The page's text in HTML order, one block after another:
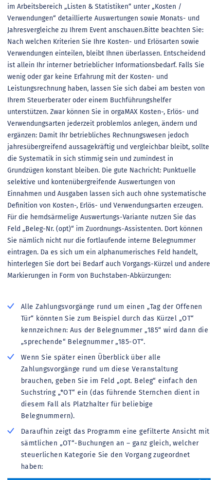
im Arbeitsbereich „Listen & Statistiken“ unter „Kosten /
Verwendungen“ detaillierte Auswertungen sowie Monats- und
Jahresvergleiche zu Ihrem Event anschauen.Bitte beachten Sie:
Nach welchen Kriterien Sie Ihre Kosten- und Erlösarten sowie
Verwendungen einteilen, bleibt Ihnen überlassen. Entscheidend
ist allein Ihr interner betrieblicher Informationsbedarf. Falls Sie
wenig oder gar keine Erfahrung mit der Kosten- und
Leistungsrechnung haben, lassen Sie sich dabei am besten von
Ihrem Steuerberater oder einem Buchführungshelfer
unterstützen. Zwar können Sie in orgaMAX Kosten-, Erlös- und
Verwendungsarten jederzeit problemlos anlegen, ändern und
ergänzen: Damit Ihr betriebliches Rechnungswesen jedoch
jahresübergreifend aussagekräftig und vergleichbar bleibt, sollte
die Systematik in sich stimmig sein und zumindest in
Grundzügen konstant bleiben. Die gute Nachricht: Punktuelle
selektive und kontenübergreifende Auswertungen von
Einnahmen und Ausgaben lassen sich auch ohne systematische
Definition von Kosten-, Erlös- und Verwendungsarten erzeugen.
Für die hemdsärmelige Auswertungs-Variante nutzen Sie das
Feld „Beleg-Nr. (opt)“ im Zuordnungs-Assistenten. Dort können
Sie nämlich nicht nur die fortlaufende interne Belegnummer
eintragen. Da es sich um ein alphanumerisches Feld handelt,
hinterlegen Sie dort bei Bedarf auch Vorgangs-Kürzel und andere
Markierungen in Form von Buchstaben-Abkürzungen:
Alle Zahlungsvorgänge rund um einen „Tag der Offenen
Tür“ könnten Sie zum Beispiel durch das Kürzel „OT“
kennzeichnen: Aus der Belegnummer „185“ wird dann die
„sprechende“ Belegnummer „185-OT“.
Wenn Sie später einen Überblick über alle
Zahlungsvorgänge rund um diese Veranstaltung
brauchen, geben Sie im Feld „opt. Beleg“ einfach den
Suchstring „*OT“ ein (das führende Sternchen dient in
diesem Fall als Platzhalter für beliebige
Belegnummern).
Daraufhin zeigt das Programm eine gefilterte Ansicht mit
sämtlichen „OT“-Buchungen an – ganz gleich, welcher
steuerlichen Kategorie Sie den Vorgang zugeordnet
haben: